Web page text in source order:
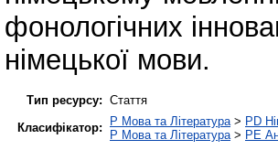
фонологічних
німецької мови.
Тип ресурсу: Стаття
Класифікатор:
P Мова та Література > PD
P Мова та Література > PE